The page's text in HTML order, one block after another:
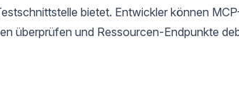
bietet. Entwickler können
überprüfen und Ressourcen-Endpunkte